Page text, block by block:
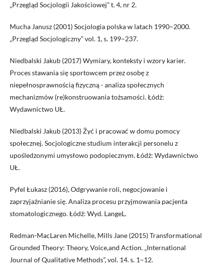
„Przegląd Socjologii Jakościowej” t. 4, nr 2.
Mucha Janusz (2001) Socjologia polska w latach 1990−2000.
„Przegląd Socjologiczny” vol. 1, s. 199−237.
Niedbalski Jakub (2017) Wymiary, konteksty i wzory karier.
Proces stawania się sportowcem przez osobę z
niepełnosprawnością fizyczną - analiza społecznych
mechanizmów (re)konstruowania tożsamości. Łódż:
Wydawnictwo UŁ.
Niedbalski Jakub (2013) Żyć i pracować w domu pomocy
społecznej. Socjologiczne studium interakcji personelu z
upośledzonymi umysłowo podopiecznym. Łódż: Wydawnictwo
UŁ.
Pyfel Łukasz (2016), Odgrywanie roli, negocjowanie i
zaprzyjaźnianie się. Analiza procesu przyjmowania pacjenta
stomatologicznego. Łódź: Wyd. LangeL.
Redman-MacLaren Michelle, Mills Jane (2015) Transformational
Grounded Theory: Theory, Voice,and Action. „International
Journal of Qualitative Methods”, vol. 14. s. 1−12.